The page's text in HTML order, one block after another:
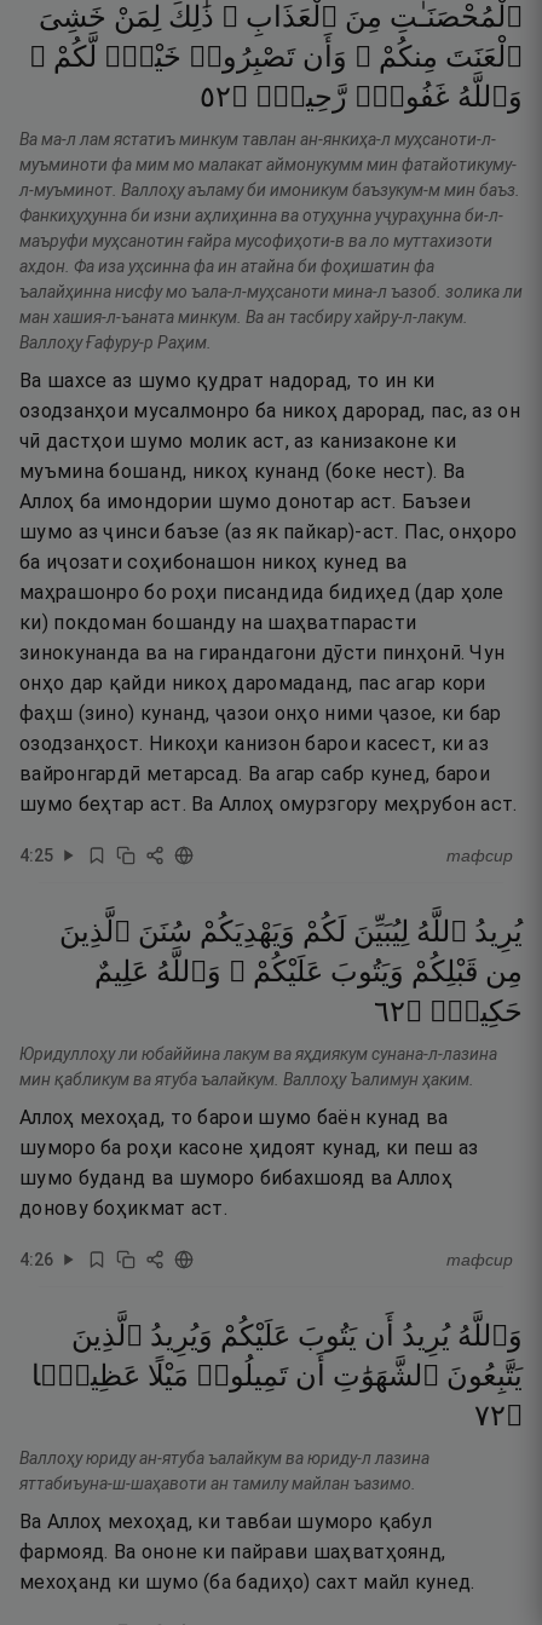
ٱلْمُحْصَنَـٰتِ مِنَ ٱلْعَذَابِ ۚ ذَٰلِكَ لِمَنْ خَشِىَ
ٱلْعَنَتَ مِنكُمْ ۚ وَأَن تَصْبِرُوا۟ خَيْرٌۭ لَّكُمْ ۗ
وَٱللَّهُ غَفُورٌۭ رَّحِيمٌۭ ۝٢٥
Ва ма-л лам ястатиъ минкум тавлан ан-янкиҳа-л муҳсаноти-л-
муъминоти фа мим мо малакат аймонукумм мин фатайотикуму-
л-муъминот. Валлоҳу аъламу би имоникум баъзукум-м мин баъз.
Фанкиҳуҳунна би изни аҳлиҳинна ва отуҳунна уҷураҳунна би-л-
маъруфи муҳсанотин ғайра мусофиҳоти-в ва ло муттахизоти
ахдон. Фа иза уҳсинна фа ин атайна би фоҳишатин фа
ъалайҳинна нисфу мо ъала-л-муҳсаноти мина-л ъазоб. золика ли
ман хашия-л-ъаната минкум. Ва ан тасбиру хайру-л-лакум.
Валлоҳу Ғафуру-р Раҳим.
Ва шахсе аз шумо қудрат надорад, то ин ки
озодзанҳои мусалмонро ба никоҳ дарорад, пас, аз он
чӣ дастҳои шумо молик аст, аз канизаконе ки
муъмина бошанд, никоҳ кунанд (боке нест). Ва
Аллоҳ ба имондории шумо донотар аст. Баъзеи
шумо аз ҷинси баъзе (аз як пайкар)-аст. Пас, онҳоро
ба иҷозати соҳибонашон никоҳ кунед ва
маҳрашонро бо роҳи писандида бидиҳед (дар ҳоле
ки) покдоман бошанду на шаҳватпарасти
зинокунанда ва на гирандагони дӯсти пинҳонӣ. Чун
онҳо дар қайди никоҳ даромаданд, пас агар кори
фаҳш (зино) кунанд, ҷазои онҳо ними ҷазое, ки бар
озодзанҳост. Никоҳи канизон барои касест, ки аз
вайронгардӣ метарсад. Ва агар сабр кунед, барои
шумо беҳтар аст. Ва Аллоҳ омурзгору меҳрубон аст.
4:25 тафсир
يُرِيدُ ٱللَّهُ لِيُبَيِّنَ لَكُمْ وَيَهْدِيَكُمْ سُنَنَ ٱلَّذِينَ
مِن قَبْلِكُمْ وَيَتُوبَ عَلَيْكُمْ ۗ وَٱللَّهُ عَلِيمٌ
حَكِيمٌۭ ۝٢٦
Юридуллоҳу ли юбаййина лакум ва яҳдиякум сунана-л-лазина
мин қабликум ва ятуба ъалайкум. Валлоҳу Ъалимун ҳаким.
Аллоҳ мехоҳад, то барои шумо баён кунад ва
шуморо ба роҳи касоне ҳидоят кунад, ки пеш аз
шумо буданд ва шуморо бибахшояд ва Аллоҳ
донову боҳикмат аст.
4:26 тафсир
وَٱللَّهُ يُرِيدُ أَن يَتُوبَ عَلَيْكُمْ وَيُرِيدُ ٱلَّذِينَ
يَتَّبِعُونَ ٱلشَّهَوَٰتِ أَن تَمِيلُوا۟ مَيْلًا عَظِيمًۭا
۝٢٧
Валлоҳу юриду ан-ятуба ъалайкум ва юриду-л лазина
яттабиъуна-ш-шаҳавоти ан тамилу майлан ъазимо.
Ва Аллоҳ мехоҳад, ки тавбаи шуморо қабул
фармояд. Ва ононе ки пайрави шаҳватҳоянд,
мехоҳанд ки шумо (ба бадиҳо) сахт майл кунед.